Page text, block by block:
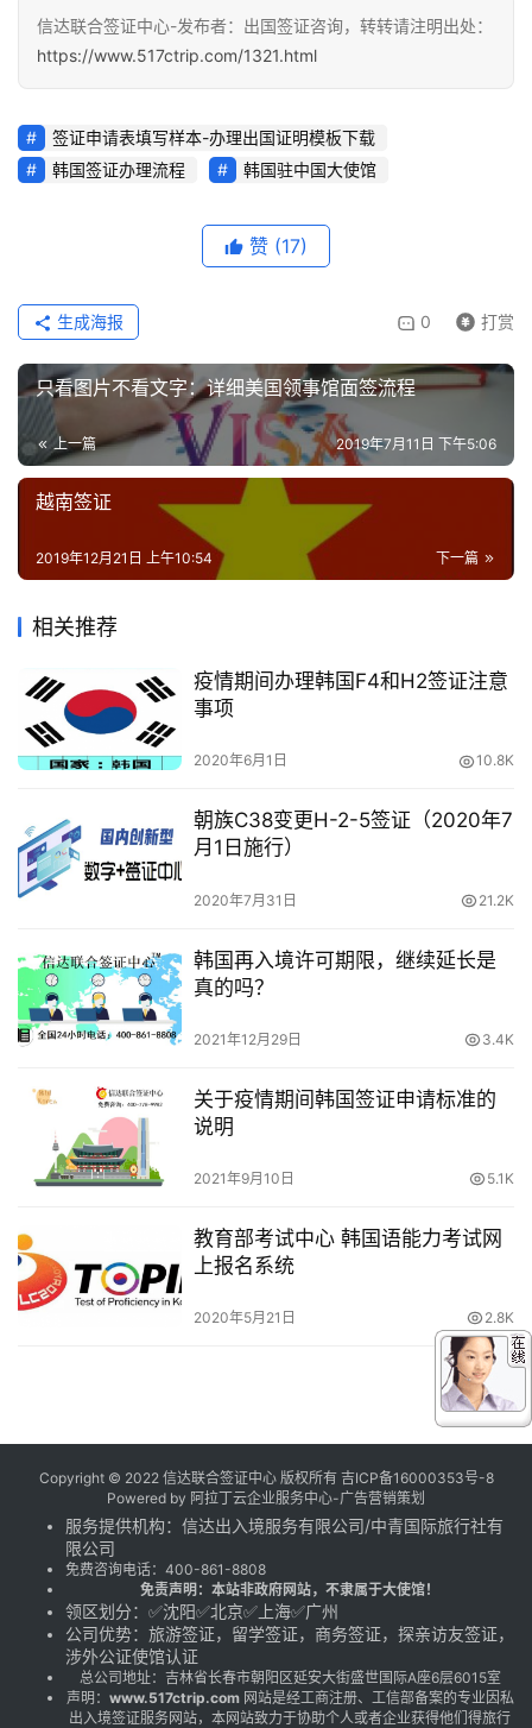
信达联合签证中心-发布者：出国签证咨询，转转请注明出处：
https://www.517ctrip.com/1321.html
签证申请表填写样本-办理出国证明模板下载
韩国签证办理流程
韩国驻中国大使馆
赞 (17)
0 打赏
生成海报
只看图片不看文字：详细美国领事馆面签流程
上一篇 2019年7月11日 下午5:06
越南签证
下一篇
2019年12月21日 上午10:54
相关推荐
疫情期间办理韩国F4和H2签证注意
事项
2020年6月1日 10.8K
朝族C38变更H-2-5签证（2020年7
月1日施行）
2020年7月31日 21.2K
韩国再入境许可期限，继续延长是
真的吗？​
2021年12月29日 3.4K
关于疫情期间韩国签证申请标准的
说明
2021年9月10日 5.1K
教育部考试中心 韩国语能力考试网
上报名系统
2020年5月21日 2.8K
Copyright © 2022 信达联合签证中心 版权所有 吉ICP备16000353号-8
Powered by 阿拉丁云企业服务中心-广告营销策划
服务提供机构： 信达出入境服务有限公司/中青国际旅行社有
限公司
免费咨询电话： 400-861-8808
免责声明：本站非政府网站，不隶属于大使馆！
领区划分：✅沈阳✅北京✅上海✅广州
公司优势：旅游签证，留学签证，商务签证，探亲访友签证，
涉外公证使馆认证
总公司地址：吉林省长春市朝阳区延安大街盛世国际A座6层6015室
声明： www.517ctrip.com网站是经工商注册、工信部备案的专业因私
出入境签证服务网站，本网站致力于协助个人或者企业获得他们得旅行